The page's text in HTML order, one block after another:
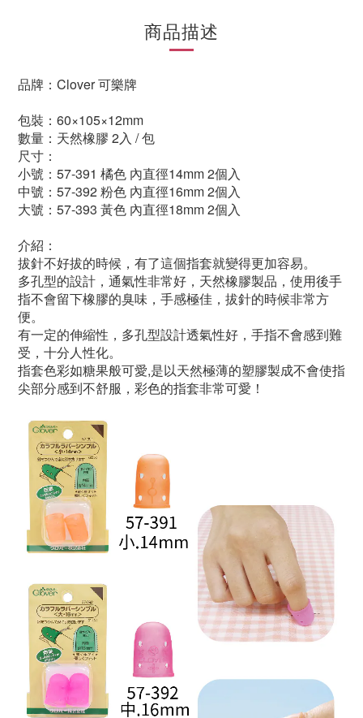
商品描述
品牌：Clover 可樂牌
包裝：60×105×12mm
數量：天然橡膠 2入 / 包
尺寸 ：
小號 ： 57-391 橘色 內直徑14mm 2個入
中號 ： 57-392 粉色 內直徑16mm 2個入
大號 ： 57-393 黃色 內直徑18mm 2個入
介紹：
拔針不好拔的時候，有了這個指套就變得更加容易。
多孔型的設計，通氣性非常好，天然橡膠製品，使用後手
指不會留下橡膠的臭味，手感極佳，拔針的時候非常方
便。
有一定的伸縮性，多孔型設計透氣性好，手指不會感到難
受，十分人性化。
指套色彩如糖果般可愛,是以天然極薄的塑膠製成不會使指
尖部分感到不舒服，彩色的指套非常可愛！